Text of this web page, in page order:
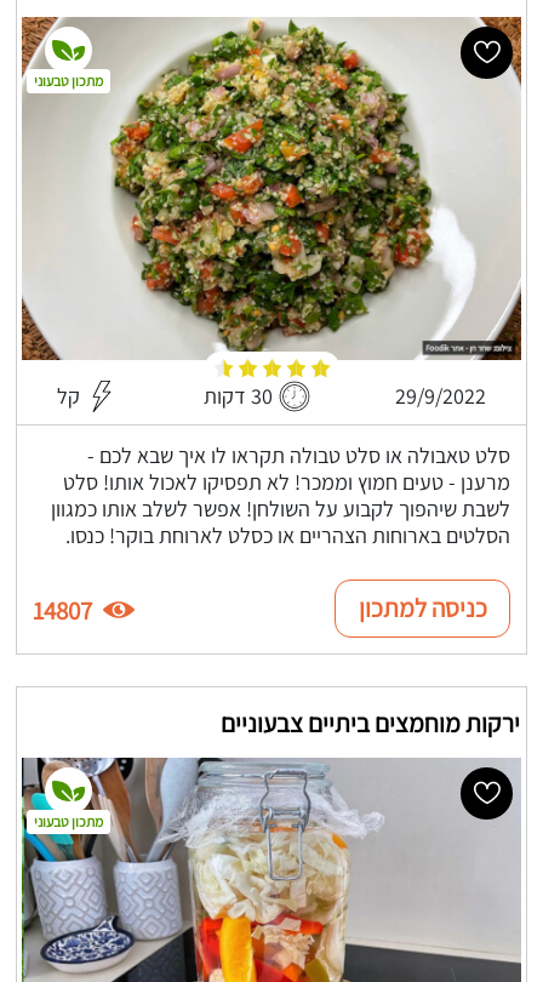
29/9/2022 30 דקות קל
סלט טאבולה או סלט טבולה תקראו לו איך שבא לכם -
מרענן - טעים חמוץ וממכר! לא תפסיקו לאכול אותו! סלט
לשבת שיהפוך לקבוע על השולחן! אפשר לשלב אותו כמגוון
הסלטים בארוחות הצהריים או כסלט לארוחת בוקר! כנסו.
מתכון טבעוני
כניסה למתכון 14807
ירקות מוחמצים ביתיים צבעוניים
מתכון טבעוני